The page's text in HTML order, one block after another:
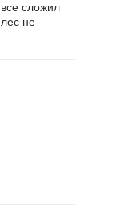
сложил
не